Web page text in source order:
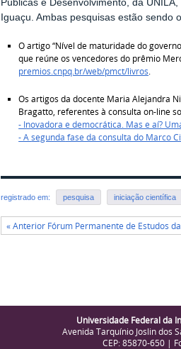
Públicas e Desenvolvimento, da
Iguaçu. Ambas pesquisas estão sendo
O artigo “Nível de maturidade do
que reúne os vencedores do prêmio
premios.cnpq.br/web/pmct/livros.
Os artigos da docente Maria Alejandra
Bragatto, referentes à consulta on-line
- Inovadora e democrática. Mas e aí?
- Asegunda fase da consulta do Marco
registrado em: pesquisa iniciação científica
« Anterior Fórum Permanente de Estudos
Universidade Federal da
Avenida Tarquínio Joslin dos
CEP: 85870-650 |